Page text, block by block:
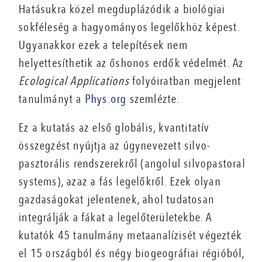
Hatásukra közel megduplázódik a biológiai
sokféleség a hagyományos legelőkhöz képest.
Ugyanakkor ezek a telepítések nem
helyettesíthetik az őshonos erdők védelmét. Az
Ecological Applicationsfolyóiratban megjelent
tanulmányt a Phys.org szemlézte.
Ez a kutatás az első globális, kvantitatív
összegzést nyújtja az úgynevezett silvo-
pasztorális rendszerekről (angolul silvopastoral
systems), azaz a fás legelőkről. Ezek olyan
gazdaságokat jelentenek, ahol tudatosan
integrálják a fákat a legelőterületekbe. A
kutatók 45 tanulmány metaanalízisét végezték
el 15 országból és négy biogeográfiai régióból,